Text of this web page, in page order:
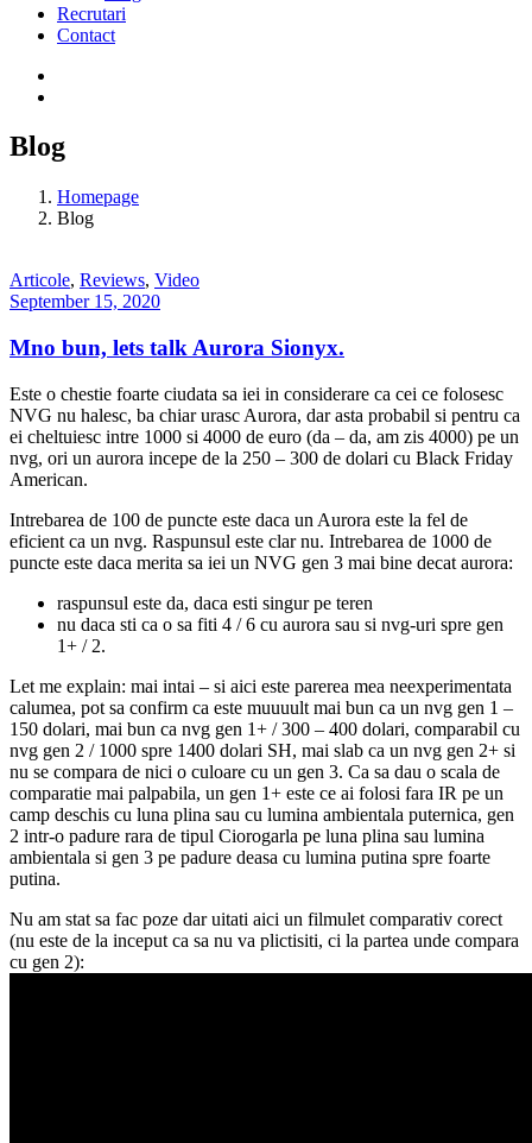
Recrutari
Contact
Blog
Homepage
Blog
Articole, Reviews, Video
September 15, 2020
Mno bun, lets talk Aurora Sionyx.
Este o chestie foarte ciudata sa iei in considerare ca cei ce folosesc
NVG nu halesc, ba chiar urasc Aurora, dar asta probabil si pentru ca
ei cheltuiesc intre 1000 si 4000 de euro (da – da, am zis 4000) pe un
nvg, ori un aurora incepe de la 250 – 300 de dolari cu Black Friday
American.
Intrebarea de 100 de puncte este daca un Aurora este la fel de
eficient ca un nvg. Raspunsul este clar nu. Intrebarea de 1000 de
puncte este daca merita sa iei un NVG gen 3 mai bine decat aurora:
raspunsul este da, daca esti singur pe teren
nu daca sti ca o sa fiti 4 / 6 cu aurora sau si nvg-uri spre gen
1+ / 2.
Let me explain: mai intai – si aici este parerea mea neexperimentata
calumea, pot sa confirm ca este muuuult mai bun ca un nvg gen 1 –
150 dolari, mai bun ca nvg gen 1+ / 300 – 400 dolari, comparabil cu
nvg gen 2 / 1000 spre 1400 dolari SH, mai slab ca un nvg gen 2+ si
nu se compara de nici o culoare cu un gen 3. Ca sa dau o scala de
comparatie mai palpabila, un gen 1+ este ce ai folosi fara IR pe un
camp deschis cu luna plina sau cu lumina ambientala puternica, gen
2 intr-o padure rara de tipul Ciorogarla pe luna plina sau lumina
ambientala si gen 3 pe padure deasa cu lumina putina spre foarte
putina.
Nu am stat sa fac poze dar uitati aici un filmulet comparativ corect
(nu este de la inceput ca sa nu va plictisiti, ci la partea unde compara
cu gen 2):